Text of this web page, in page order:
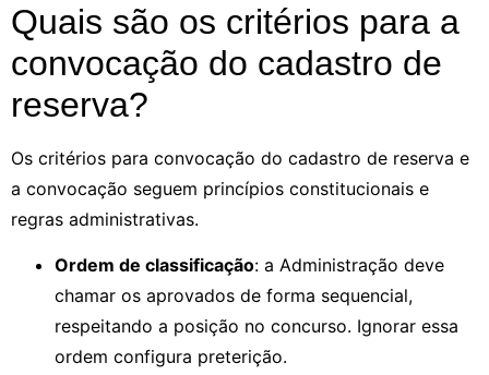
Quais são os critérios para a
convocação do cadastro de
reserva?
Os critérios para convocação do cadastro de reserva e
a convocação seguem princípios constitucionais e
regras administrativas.
Ordem de classificação: a Administração deve
chamar os aprovados de forma sequencial,
respeitando a posição no concurso. Ignorar essa
ordem configura preterição.